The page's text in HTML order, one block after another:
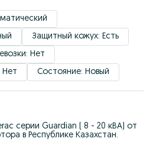
Защитный кожух: Есть
Нет
Нет
Состояние: Новый
серии Guardian ( 8 - 20 кВА) от
в Республике Казахстан.